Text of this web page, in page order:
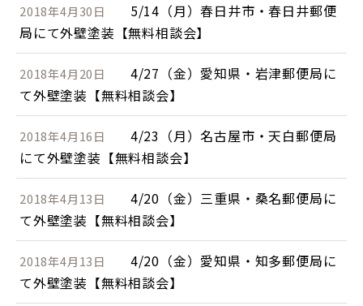
2018年4月30日
5/14（月）春日井市・春日井郵便
局にて外壁塗装【無料相談会】
2018年4月20日
4/27（金）愛知県・岩津郵便局に
て外壁塗装【無料相談会】
2018年4月16日
4/23（月）名古屋市・天白郵便局
にて外壁塗装【無料相談会】
2018年4月13日
4/20（金）三重県・桑名郵便局に
て外壁塗装【無料相談会】
2018年4月13日
4/20（金）愛知県・知多郵便局に
て外壁塗装【無料相談会】